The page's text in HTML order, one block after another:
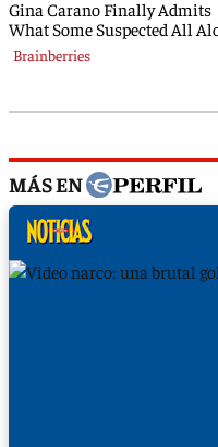
MÁS EN